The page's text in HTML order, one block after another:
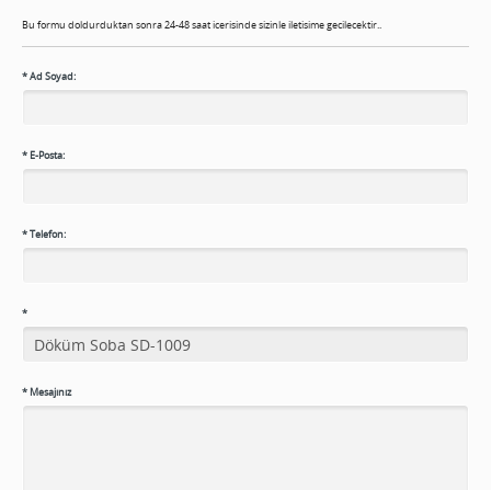
Bu formu doldurduktan sonra 24-48 saat icerisinde sizinle iletisime gecilecektir..
*Ad Soyad:
* E-Posta:
*Telefon:
*
* Mesajınız